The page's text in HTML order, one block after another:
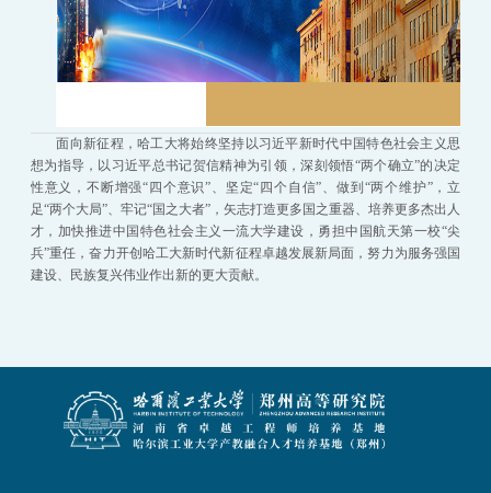
面向新征程，哈工大将始终坚持以习近平新时代中国特色社会主义思
想为指导，以习近平总书记贺信精神为引领，深刻领悟“两个确立”的决定
性意义，不断增强“四个意识”、坚定“四个自信”、做到“两个维护”，立
足“两个大局”、牢记“国之大者”，矢志打造更多国之重器、培养更多杰出人
才，加快推进中国特色社会主义一流大学建设，勇担中国航天第一校“尖
兵”重任，奋力开创哈工大新时代新征程卓越发展新局面，努力为服务强国
建设、民族复兴伟业作出新的更大贡献。